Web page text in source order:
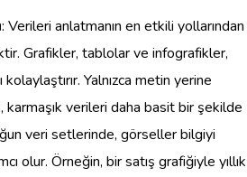
: Verileri anlatmanın en etkili yollarından
Grafikler, tablolar ve infografikler,
kolaylaştırır. Yalnızca metin yerine
verileri daha basit bir şekilde
veri setlerinde, görseller bilgiyi
olur. Örneğin, bir satış grafiğiyle yıllık